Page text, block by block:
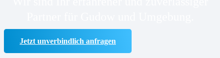
Jetzt unverbindlich anfragen